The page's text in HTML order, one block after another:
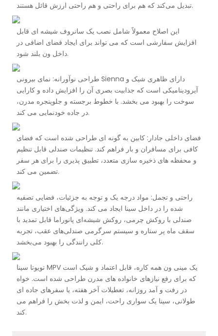
تبدیل می‌کند که هم برای راحتی و هم راحتی ارزش قائل هستند.
این اصلاح معمولاً شامل نصب یک سانروف شیشه ای قابل
افزایش سفارشی است که می تواند برای ایجاد فضای اضافی در
داخل ون بلند شود.
طراحی نوآورانه: نمای بیرونی Sienna دارای ظاهری شیک و
آیرودینامیکی است که جذابیت بصری آن را افزایش داده و کارایی
سوخت را بهبود می بخشد. با خطوط برجسته و جلوپنجره مدرن،
در جاده خودنمایی می کند.
فضای داخلی جادار: کابین به گونه ای طراحی شده است که فضای
کافی برای مسافران و بار فراهم کند. تنظیمات صندلی قابل تنظیم
و محفظه های ذخیره سازی متعدد، تطبیق پذیری را برای هر سفر
تضمین می کند.
راحتی و تجمل: مواد درجه یک و توجه به جزئیات، فضایی تصفیه
شده را در داخل سینا ایجاد می کند. ویژگی‌های اختیاری مانند
صندلی با روکش چرمی، روکش شیشه‌ای پانوراما قابل تمدید با
سقف ماه پر ستاره و سیستم سرگرمی صندلی‌های عقب، تجربه
کلی رانندگی را بهبود می‌بخشد.
تویوتا سینا MPV یک مینی ون همه کاره، قابل اعتماد و شیک است
که برای رفع نیازهای خانواده های مدرن طراحی شده است. خواه
در رفت و آمد روزانه، تعطیلات آخر هفته، یا سفرهای جاده ای
طولانی، سینا یک سواری راحت، ایمن و لذت بخش را فراهم می
کند.